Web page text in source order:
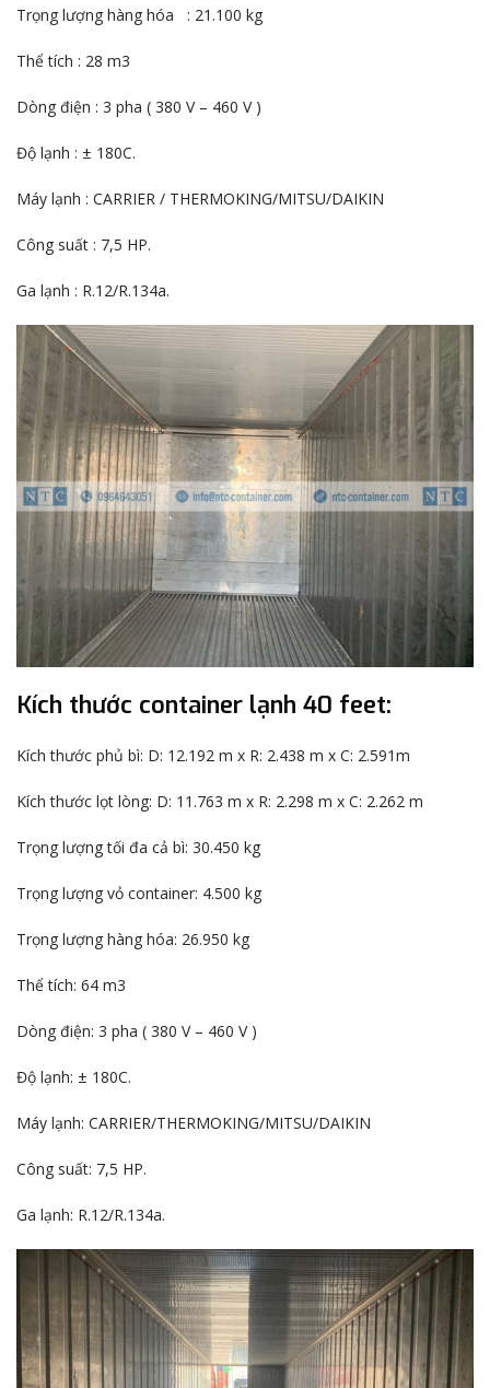
Trọng lượng hàng hóa : 21.100 kg
Thể tích : 28 m3
Dòng điện : 3 pha ( 380 V – 460 V )
Độ lạnh : ± 180C.
Máy lạnh : CARRIER / THERMOKING/MITSU/DAIKIN
Công suất : 7,5 HP.
Ga lạnh : R.12/R.134a.
Kích thước container lạnh 40 feet:
Kích thước phủ bì: D: 12.192 m x R: 2.438 m x C: 2.591m
Kích thước lọt lòng: D: 11.763 m x R: 2.298 m x C: 2.262 m
Trọng lượng tối đa cả bì: 30.450 kg
Trọng lượng vỏ container: 4.500 kg
Trọng lượng hàng hóa: 26.950 kg
Thể tích: 64 m3
Dòng điện: 3 pha ( 380 V – 460 V )
Độ lạnh: ± 180C.
Máy lạnh: CARRIER/THERMOKING/MITSU/DAIKIN
Công suất: 7,5 HP.
Ga lạnh: R.12/R.134a.